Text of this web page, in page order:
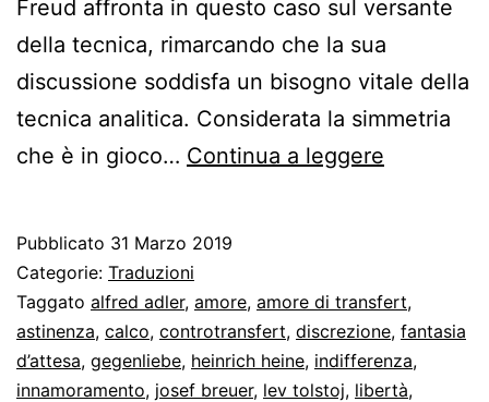
Freud affronta in questo caso sul versante
della tecnica, rimarcando che la sua
discussione soddisfa un bisogno vitale della
tecnica analitica. Considerata la simmetria
che è in gioco… Continua a leggere
Pubblicato 31 Marzo 2019
Categorie: Traduzioni
Taggato alfred adler, amore, amore di transfert,
astinenza, calco, controtransfert, discrezione, fantasia
d’attesa, gegenliebe, heinrich heine, indifferenza,
innamoramento, josef breuer, lev tolstoj, libertà,